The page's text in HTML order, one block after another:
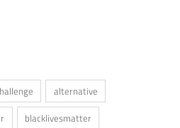
alternative
blacklivesmatter